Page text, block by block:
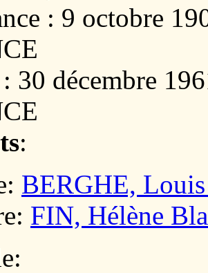
: 9 octobre
: 30 décembre
:
BERGHE,
FIN, Hélène